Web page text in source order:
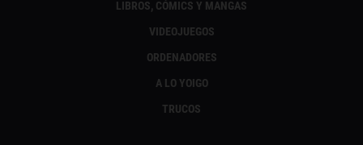
LIBROS, CÓMICS Y MANGAS
VIDEOJUEGOS
ORDENADORES
A LO YOIGO
TRUCOS